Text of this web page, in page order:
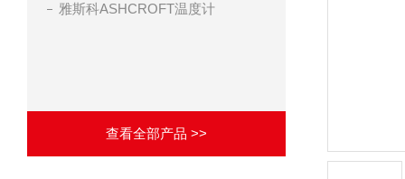
雅斯科ASHCROFT温度计
查看全部产品 >>